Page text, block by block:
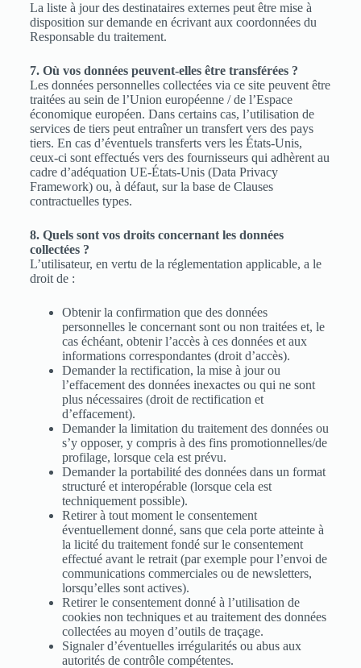
La liste à jour des destinataires externes peut être mise à
disposition sur demande en écrivant aux coordonnées du
Responsable du traitement.
7. Où vos données peuvent-elles être transférées ?
Les données personnelles collectées via ce site peuvent être
traitées au sein de l’Union européenne / de l’Espace
économique européen. Dans certains cas, l’utilisation de
services de tiers peut entraîner un transfert vers des pays
tiers. En cas d’éventuels transferts vers les États-Unis,
ceux-ci sont effectués vers des fournisseurs qui adhèrent au
cadre d’adéquation UE-États-Unis (Data Privacy
Framework) ou, à défaut, sur la base de Clauses
contractuelles types.
8. Quels sont vos droits concernant les données
collectées ?
L’utilisateur, en vertu de la réglementation applicable, a le
droit de :
Obtenir la confirmation que des données
personnelles le concernant sont ou non traitées et, le
cas échéant, obtenir l’accès à ces données et aux
informations correspondantes (droit d’accès).
Demander la rectification, la mise à jour ou
l’effacement des données inexactes ou qui ne sont
plus nécessaires (droit de rectification et
d’effacement).
Demander la limitation du traitement des données ou
s’y opposer, y compris à des fins promotionnelles/de
profilage, lorsque cela est prévu.
Demander la portabilité des données dans un format
structuré et interopérable (lorsque cela est
techniquement possible).
Retirer à tout moment le consentement
éventuellement donné, sans que cela porte atteinte à
la licité du traitement fondé sur le consentement
effectué avant le retrait (par exemple pour l’envoi de
communications commerciales ou de newsletters,
lorsqu’elles sont actives).
Retirer le consentement donné à l’utilisation de
cookies non techniques et au traitement des données
collectées au moyen d’outils de traçage.
Signaler d’éventuelles irrégularités ou abus aux
autorités de contrôle compétentes.